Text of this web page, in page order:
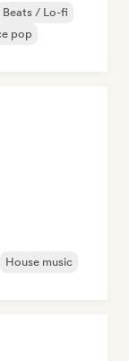
Beats / Lo-fi
pop
House music